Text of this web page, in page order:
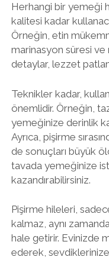
Herhangi bir yemeği
kalitesi kadar
Örneğin, etin
marinasyon süresi ve
detaylar, lezzet
Teknikler kadar,
önemlidir. Örneğin,
yemeğinize derinlik
Ayrıca, pişirme
de sonuçları büyük
tavada yemeğinize
kazandırabilirsiniz.
Pişirme hileleri,
kalmaz, aynı
hale getirir. Evinizde
ederek,